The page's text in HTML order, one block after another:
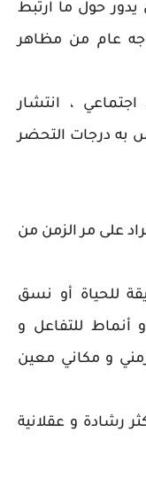
يدور حول ما ارتبط
عام من مظاهر
، انتشار
به درجات التحضر
على مر الزمن من
للحياة أو نسق
للتفاعل و
و مكاني معين
رشادة و عقلانية